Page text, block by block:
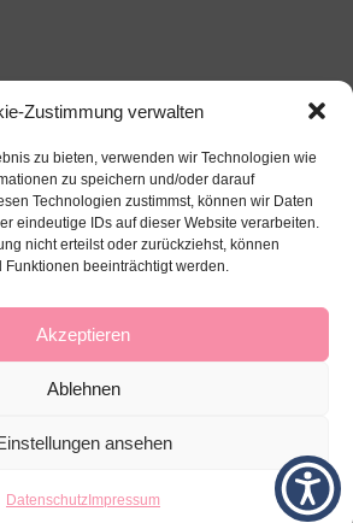
Zustimmung verwalten
zu bieten, verwenden wir Technologien wie
zu speichern und/oder darauf
Technologien zustimmst, können wir Daten
eindeutige IDs auf dieser Website verarbeiten.
nicht erteilst oder zurückziehst, können
Funktionen beeinträchtigt werden.
Akzeptieren
Ablehnen
ansehen
Datenschutz Impressum